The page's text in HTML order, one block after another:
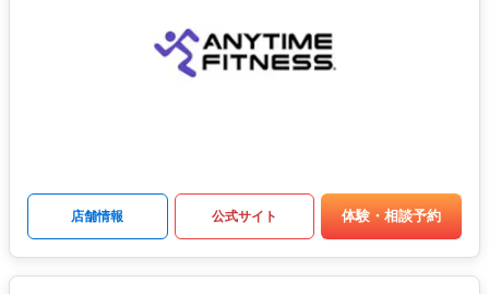
店舗情報 公式サイト 体験・相談予約